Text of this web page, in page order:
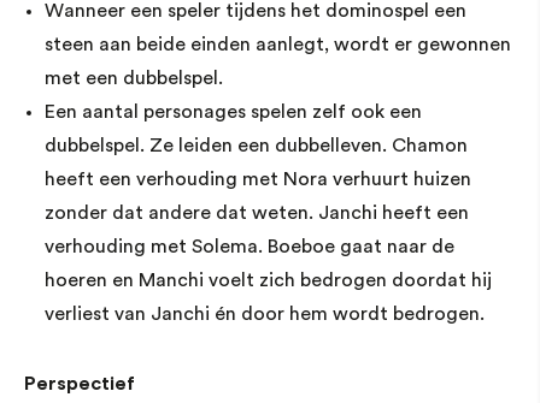
Wanneer een speler tijdens het dominospel een
steen aan beide einden aanlegt, wordt er gewonnen
met een dubbelspel.
Een aantal personages spelen zelf ook een
dubbelspel. Ze leiden een dubbelleven. Chamon
heeft een verhouding met Nora verhuurt huizen
zonder dat andere dat weten. Janchi heeft een
verhouding met Solema. Boeboe gaat naar de
hoeren en Manchi voelt zich bedrogen doordat hij
verliest van Janchi én door hem wordt bedrogen.
Perspectief